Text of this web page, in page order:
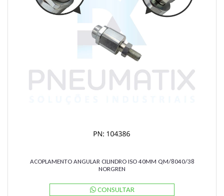
ACOPLAMENTO ANGULAR CILINDRO ISO 40MM QM/8040/38
NORGREN
CONSULTAR